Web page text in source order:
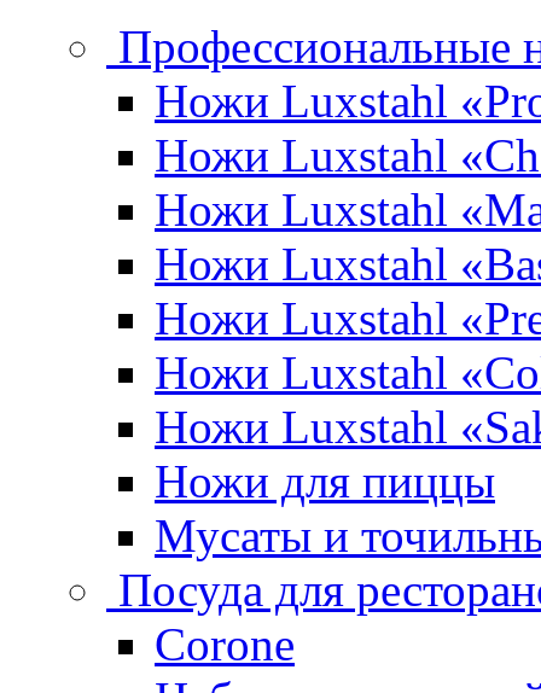
Профессиональные
Ножи Luxstahl
Ножи Luxstahl
Ножи Luxstahl
Ножи Luxstahl
Ножи Luxstahl
Ножи Luxstahl
Ножи Luxstahl
Ножи для пиццы
Мусаты и
Посуда для
Corone